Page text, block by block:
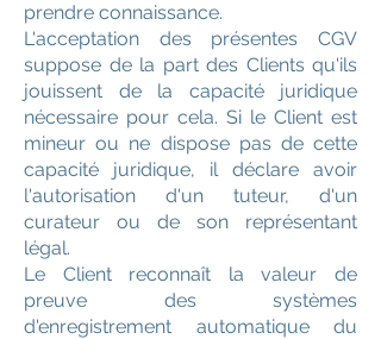
prendre connaissance.
L'acceptation des présentes CGV
suppose de la part des Clients qu'ils
jouissent de la capacité juridique
nécessaire pour cela. Si le Client est
mineur ou ne dispose pas de cette
capacité juridique, il déclare avoir
l'autorisation d'un tuteur, d'un
curateur ou de son représentant
légal.
Le Client reconnaît la valeur de
preuve des systèmes
d'enregistrement automatique du